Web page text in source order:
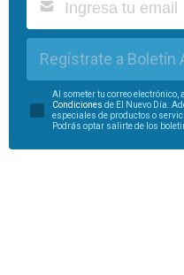
Regístrate a Boletín
Al someter tu correo electrónico,
Condiciones de El Nuevo Día.
especiales de productos o
Podrás optar salirte de los